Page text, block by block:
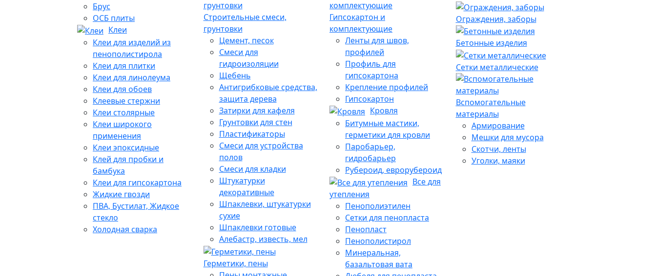
Брус
ОСБ плиты
Клеи
Клеи для изделий из
пенополистирола
Клеи для плитки
Клеи для линолеума
Клеи для обоев
Клеевые стержни
Клеи столярные
Клеи широкого
применения
Клеи эпоксидные
Клей для пробки и
бамбука
Клеи для гипсокартона
Жидкие гвозди
ПВА, Бустилат, Жидкое
стекло
Холодная сварка
Строительные смеси,
грунтовки
Цемент, песок
Смеси для
гидроизоляции
Щебень
Антигрибковые средства,
защита дерева
Затирки для кафеля
Грунтовки для стен
Пластификаторы
Смеси для устройства
полов
Смеси для кладки
Штукатурки
декоративные
Шпаклевки, штукатурки
сухие
Шпаклевки готовые
Алебастр, известь, мел
Герметики, пены
Гипсокартон и
комплектующие
Ленты для швов,
профилей
Профиль для
гипсокартона
Крепление профилей
Гипсокартон
Кровля
Битумные мастики,
герметики для кровли
Паробарьер,
гидробарьер
Рубероид, еврорубероид
Все для
утепления
Пенополиэтилен
Сетки для пенопласта
Пенопласт
Пенополистирол
Минеральная,
базальтовая вата
Ограждения, заборы
Бетонные изделия
Сетки металлические
Вспомогательные
материалы
Армирование
Мешки для мусора
Скотчи, ленты
Уголки, маяки